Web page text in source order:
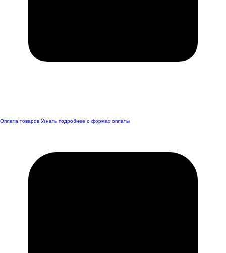
Оплата товаров Узнать подробнее о формах оплаты